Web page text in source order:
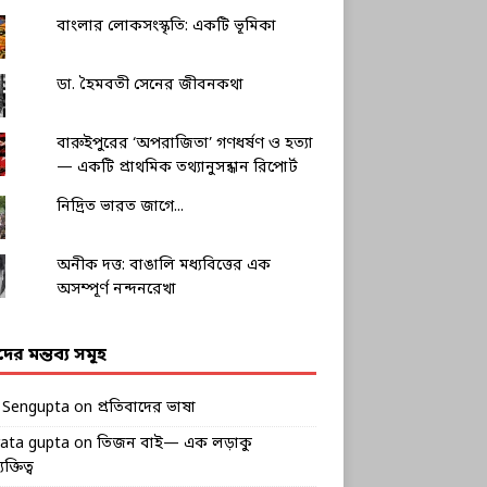
বাংলার লোকসংস্কৃতি: একটি ভূমিকা
ডা. হৈমবতী সেনের জীবনকথা
বারুইপুরের ‘অপরাজিতা’ গণধর্ষণ ও হত্যা
— একটি প্রাথমিক তথ্যানুসন্ধান রিপোর্ট
নিদ্রিত ভারত জাগে...
অনীক দত্ত: বাঙালি মধ্যবিত্তের এক
অসম্পূর্ণ নন্দনরেখা
মন্তব্য সমূহ
on প্রতিবাদের ভাষা
gupta on তিজন বাই— এক লড়াকু